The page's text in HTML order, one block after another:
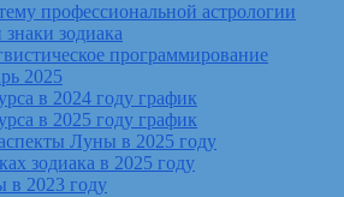
профессиональной астрологии
зодиака
программирование
2025
в 2024 году график
в 2025 году график
Луны в 2025 году
зодиака в 2025 году
2023 году